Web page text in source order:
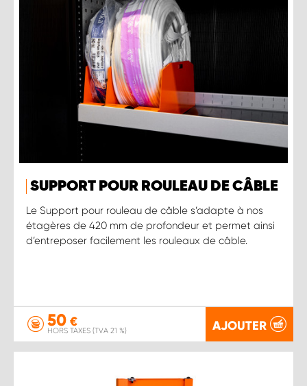
SUPPORT POUR ROULEAU DE CÂBLE
Le Support pour rouleau de câble s’adapte à nos
étagères de 420 mm de profondeur et permet ainsi
d’entreposer facilement les rouleaux de câble.
50 €
HORS TAXES (TVA 21 %) AJOUTER